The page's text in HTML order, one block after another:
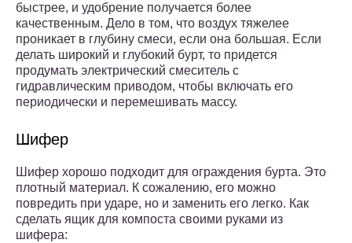
быстрее, и удобрение получается более
качественным. Дело в том, что воздух тяжелее
проникает в глубину смеси, если она большая. Если
делать широкий и глубокий бурт, то придется
продумать электрический смеситель с
гидравлическим приводом, чтобы включать его
периодически и перемешивать массу.
Шифер
Шифер хорошо подходит для ограждения бурта. Это
плотный материал. К сожалению, его можно
повредить при ударе, но и заменить его легко. Как
сделать ящик для компоста своими руками из
шифера: